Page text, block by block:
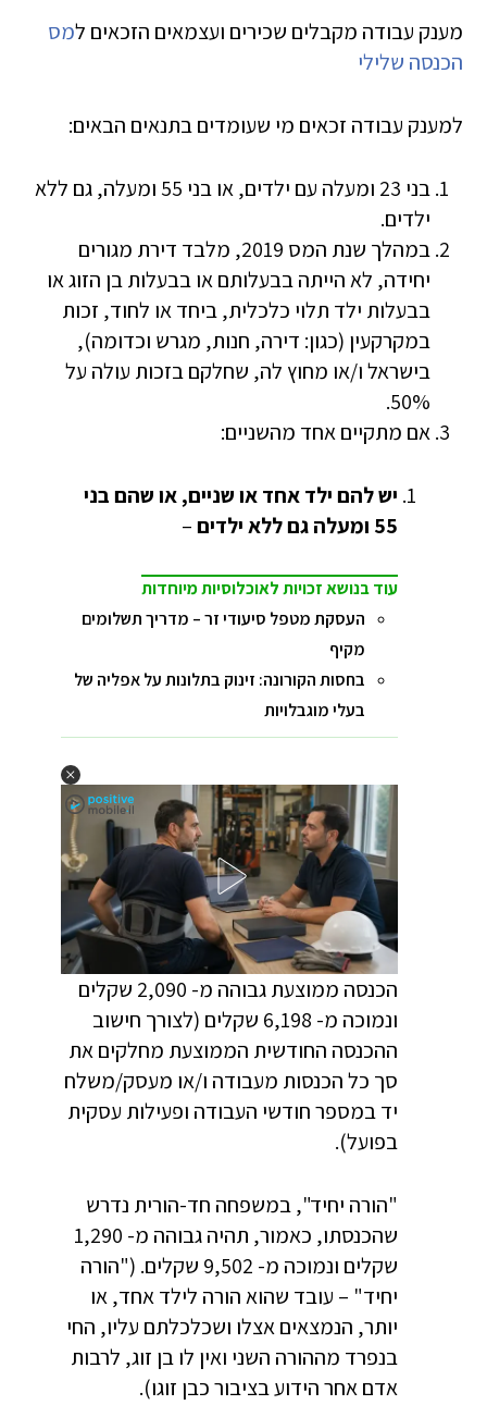
מענק עבודה מקבלים שכירים ועצמאים הזכאים למס
הכנסה שלילי
למענק עבודה זכאים מי שעומדים בתנאים הבאים:
בני 23 ומעלה עם ילדים, או בני 55 ומעלה, גם ללא
ילדים.
במהלך שנת המס 2019, מלבד דירת מגורים
יחידה, לא הייתה בבעלותם או בבעלות בן הזוג או
בבעלות ילד תלוי כלכלית, ביחד או לחוד, זכות
במקרקעין (כגון: דירה, חנות, מגרש וכדומה),
בישראל ו/או מחוץ לה, שחלקם בזכות עולה על
50%.
אם מתקיים אחד מהשניים:
יש להם ילד אחד או שניים, או שהם בני
55 ומעלה גם ללא ילדים
–
עוד בנושא זכויות לאוכלוסיות מיוחדות
העסקת מטפל סיעודי זר – מדריך תשלומים
מקיף
בחסות הקורונה: זינוק בתלונות על אפליה של
בעלי מוגבלויות
הכנסה ממוצעת גבוהה מ- 2,090 שקלים
ונמוכה מ- 6,198 שקלים (לצורך חישוב
ההכנסה החודשית הממוצעת מחלקים את
סך כל הכנסות מעבודה ו/או מעסק/משלח
יד במספר חודשי העבודה ופעילות עסקית
בפועל).
"הורה יחיד", במשפחה חד-הורית נדרש
שהכנסתו, כאמור, תהיה גבוהה מ- 1,290
שקלים ונמוכה מ- 9,502 שקלים. ("הורה
יחיד" – עובד שהוא הורה לילד אחד, או
יותר, הנמצאים אצלו ושכלכלתם עליו, החי
בנפרד מההורה השני ואין לו בן זוג, לרבות
אדם אחר הידוע בציבור כבן זוגו).